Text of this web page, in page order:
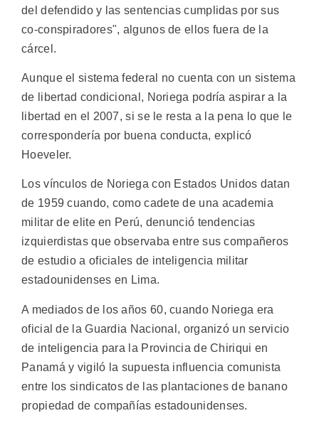
del defendido y las sentencias cumplidas por sus
co-conspiradores", algunos de ellos fuera de la
cárcel.
Aunque el sistema federal no cuenta con un sistema
de libertad condicional, Noriega podría aspirar a la
libertad en el 2007, si se le resta a la pena lo que le
correspondería por buena conducta, explicó
Hoeveler.
Los vínculos de Noriega con Estados Unidos datan
de 1959 cuando, como cadete de una academia
militar de elite en Perú, denunció tendencias
izquierdistas que observaba entre sus compañeros
de estudio a oficiales de inteligencia militar
estadounidenses en Lima.
A mediados de los años 60, cuando Noriega era
oficial de la Guardia Nacional, organizó un servicio
de inteligencia para la Provincia de Chiriqui en
Panamá y vigiló la supuesta influencia comunista
entre los sindicatos de las plantaciones de banano
propiedad de compañías estadounidenses.